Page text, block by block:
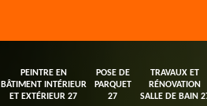
PEINTRE EN
BÂTIMENT INTÉRIEUR
ET EXTÉRIEUR 27
POSE DE
PARQUET
27
TRAVAUX ET
RÉNOVATION
SALLE DE BAIN